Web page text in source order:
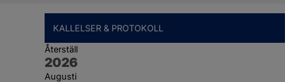
KALLELSER & PROTOKOLL
Återställ
År:
2026
Augusti